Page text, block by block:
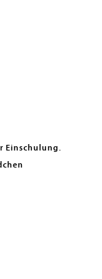
Einschulung.